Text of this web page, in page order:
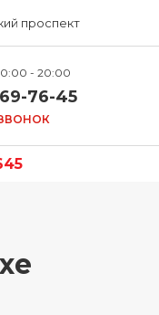
проспект
- 20:00
76-45